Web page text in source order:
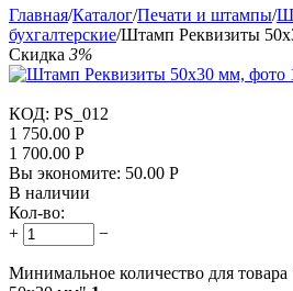
Главная/Каталог/Печати и штампы/
бухгалтерские/Штамп Реквизиты
Скидка 3%
КОД: PS_012
1 750.00 Р
1 700.00 Р
Вы экономите: 50.00 Р
В наличии
Кол-во:
+
−
Минимальное количество для